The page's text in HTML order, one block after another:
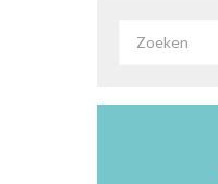
Zoekveld